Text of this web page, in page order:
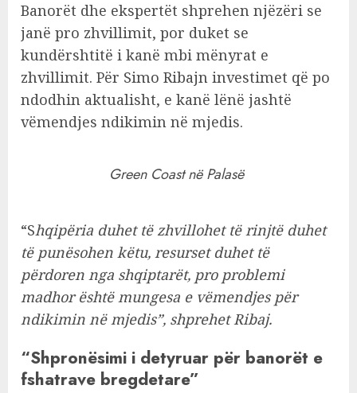
Banorët dhe ekspertët shprehen njëzëri se
janë pro zhvillimit, por duket se
kundërshtitë i kanë mbi mënyrat e
zhvillimit. Për Simo Ribajn investimet që po
ndodhin aktualisht, e kanë lënë jashtë
vëmendjes ndikimin në mjedis.
Green Coast në Palasë
“Shqipëria duhet të zhvillohet të rinjtë duhet
të punësohen këtu, resurset duhet të
përdoren nga shqiptarët, pro problemi
madhor është mungesa e vëmendjes për
ndikimin në mjedis”, shprehet Ribaj.
“Shpronësimi i detyruar për banorët e
fshatrave bregdetare”